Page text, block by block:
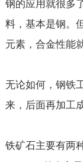
钢的应用就很多
料，基本是钢。
元素，合金性能
无论如何，钢铁
来，后面再加工
铁矿石主要有两